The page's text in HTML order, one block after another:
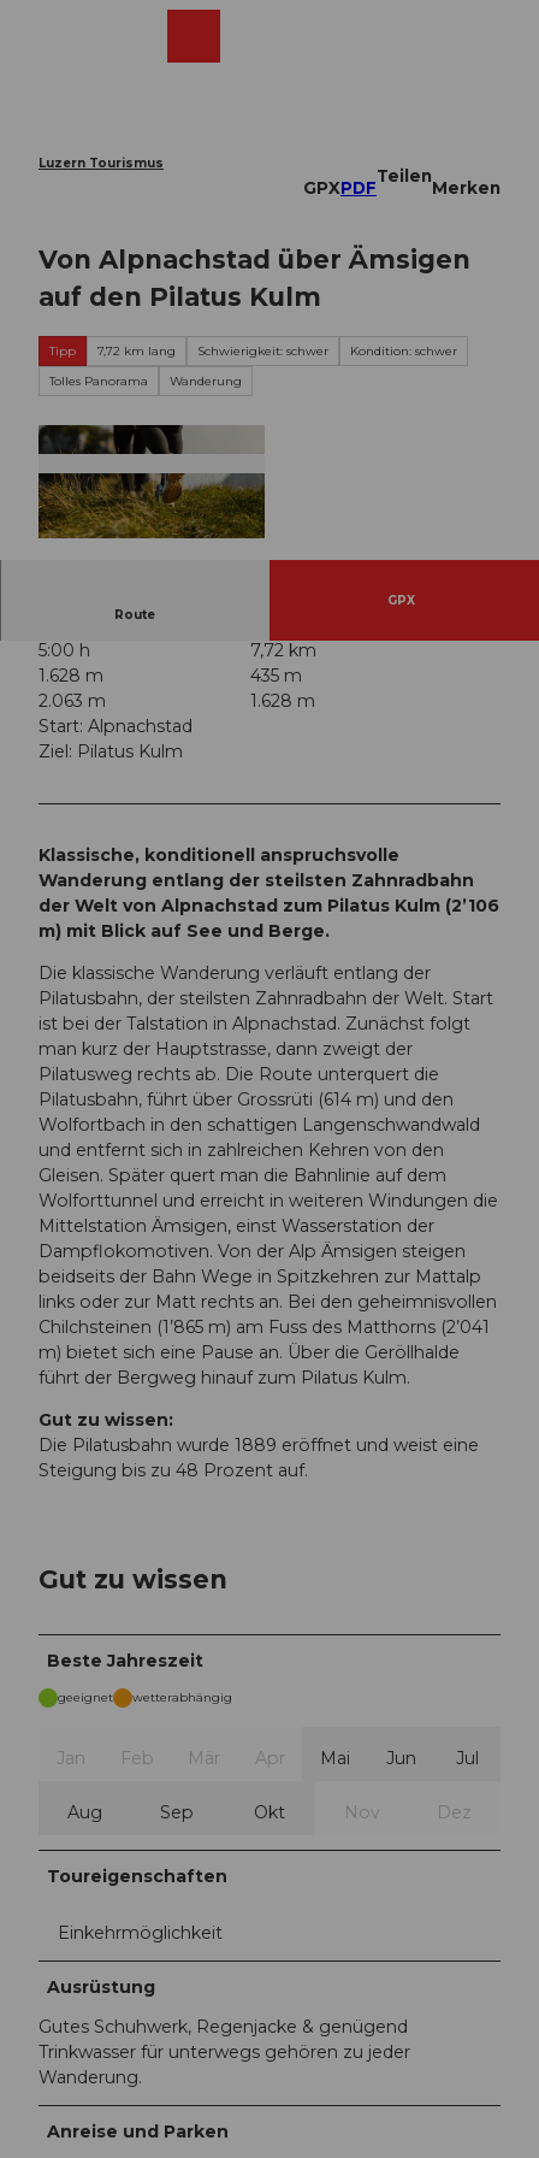
Luzern Tourismus
GPXPDF
Teilen
Merken
Von Alpnachstad über Ämsigen
auf den Pilatus Kulm
Tipp 7,72 km lang Schwierigkeit: schwer
Kondition: schwer
Tolles Panorama
Wanderung
Route
GPX
5:00 h
7,72 km
1.628 m
435 m
2.063 m
1.628 m
Start: Alpnachstad
Ziel: Pilatus Kulm
Klassische, konditionell anspruchsvolle
Wanderung entlang der steilsten Zahnradbahn
der Welt von Alpnachstad zum Pilatus Kulm (2’106
m) mit Blick auf See und Berge.
Die klassische Wanderung verläuft entlang der
Pilatusbahn, der steilsten Zahnradbahn der Welt. Start
ist bei der Talstation in Alpnachstad. Zunächst folgt
man kurz der Hauptstrasse, dann zweigt der
Pilatusweg rechts ab. Die Route unterquert die
Pilatusbahn, führt über Grossrüti (614 m) und den
Wolfortbach in den schattigen Langenschwandwald
und entfernt sich in zahlreichen Kehren von den
Gleisen. Später quert man die Bahnlinie auf dem
Wolforttunnel und erreicht in weiteren Windungen die
Mittelstation Ämsigen, einst Wasserstation der
Dampflokomotiven. Von der Alp Ämsigen steigen
beidseits der Bahn Wege in Spitzkehren zur Mattalp
links oder zur Matt rechts an. Bei den geheimnisvollen
Chilchsteinen (1’865 m) am Fuss des Matthorns (2’041
m) bietet sich eine Pause an. Über die Geröllhalde
führt der Bergweg hinauf zum Pilatus Kulm.
Gut zu wissen:
Die Pilatusbahn wurde 1889 eröffnet und weist eine
Steigung bis zu 48 Prozent auf.
Gut zu wissen
Beste Jahreszeit
geeignet wetterabhängig
Jan Feb Mär Apr Mai Jun Jul
Aug Sep Okt Nov Dez
Toureigenschaften
Einkehrmöglichkeit
Ausrüstung
Gutes Schuhwerk, Regenjacke & genügend
Trinkwasser für unterwegs gehören zu jeder
Wanderung.
Anreise und Parken